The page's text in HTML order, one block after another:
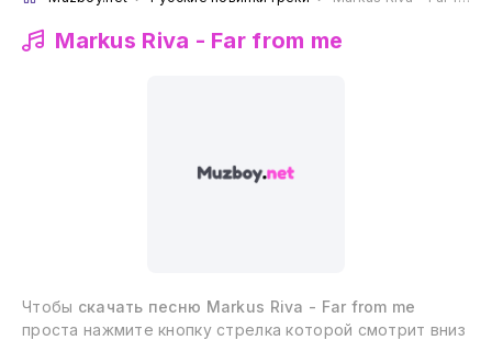
Markus Riva - Far from me
Чтобы скачать песню Markus Riva - Far from me
проста нажмите кнопку стрелка которой смотрит вниз